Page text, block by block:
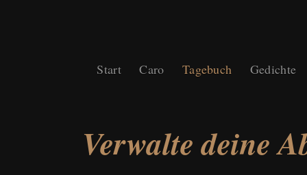
Start Caro Tagebuch Gedichte
Verwalte deine